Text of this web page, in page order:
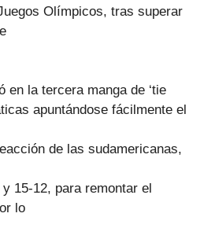
Olímpicos, tras superar
en la tercera manga de ‘tie
apuntándose fácilmente el
de las sudamericanas,
15-12, para remontar el
lo